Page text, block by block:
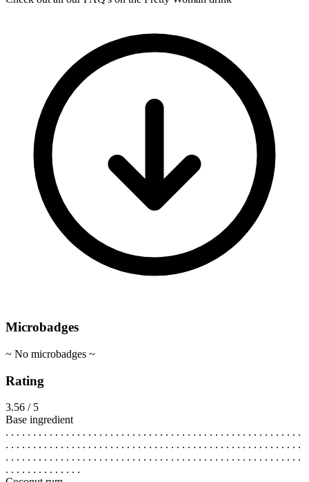
Microbadges
~ No microbadges ~
Rating
3.56 / 5
Base ingredient
. . . . . . . . . . . . . . . . . . . . . . . . . . . . . . . . . . . . . . . . . . . . . . . . . . . . . .
. . . . . . . . . . . . . . . . . . . . . . . . . . . . . . . . . . . . . . . . . . . . . . . . . . . . . .
. . . . . . . . . . . . . . . . . . . . . . . . . . . . . . . . . . . . . . . . . . . . . . . . . . . . . .
. . . . . . . . . . . . . .